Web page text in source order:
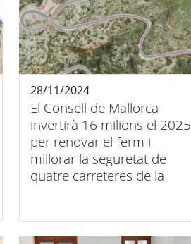
El Consell de Mallorca
invertirà 16 milions el 2025
per renovar el ferm i
millorar la seguretat de
quatre carreteres de la
28/11/2024